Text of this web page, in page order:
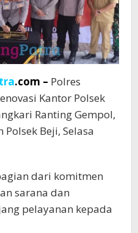
.com – Polres
Kantor Polsek
Ranting Gempol,
Beji, Selasa
dari komitmen
sarana dan
pelayanan kepada